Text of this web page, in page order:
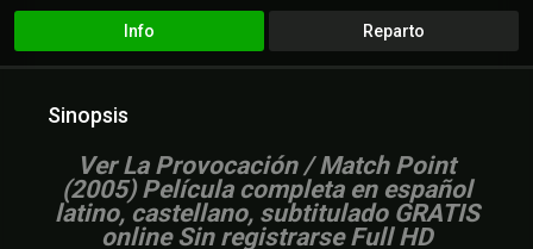
Info Reparto
Sinopsis
Ver La Provocación / Match Point
(2005) Película completa en español
latino, castellano, subtitulado GRATIS
online Sin registrarse Full HD